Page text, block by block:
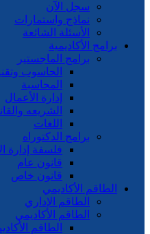
سجل الآن
نماذج واستمارات
الأسئلة الشائعة
برامج الأكاديمية
برامج الماجستير
الحاسوب
المحاسبة
إدارة الأعمال
الشريعه
اللغات
برامج الدكتوراه
فلسفة إدارة
قانون عام
قانون خاص
الطاقم الأكاديمي
الطاقم الإداري
الطاقم الأكاديمي
الطاقم